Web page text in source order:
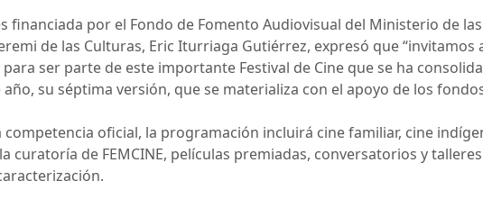
financiada por el Fondo de Fomento Audiovisual del Ministerio de
de las Culturas, Eric Iturriaga Gutiérrez, expresó que “invitamos
ser parte de este importante Festival de Cine que se ha
año, su séptima versión, que se materializa con el apoyo de los
competencia oficial, la programación incluirá cine familiar, cine
curatoría de FEMCINE, películas premiadas, conversatorios y